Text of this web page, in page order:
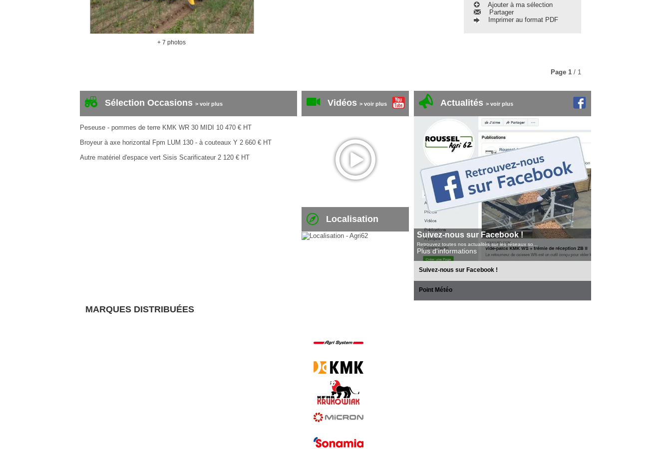
+ 7 photos
Ajouter à ma sélection
Partager
Imprimer au format PDF
Page 1 / 1
Sélection Occasions > voir plus
Peseuse - pommes de terre KMK WR 30 MIDI 10 470 € HT
Broyeur à axe horizontal Fpm LUM 130 - à couteaux Y 2 660 € HT
Autre matériel d'espace vert Sisis Scarificateur 2 120 € HT
Vidéos > voir plus
Localisation
Actualités > voir plus
Suivez-nous sur Facebook !
Retrouvez toutes nos actualités sur les réseaux so...
Plus d'informations
Suivez-nous sur Facebook !
Point Météo
MARQUES DISTRIBUÉES